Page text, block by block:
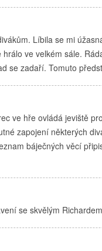
Líbila se mi
ve velkém sále.
se zadaří. Tomuto
ve hře ovládá jeviště
zapojení některých
báječných věcí
se skvělým